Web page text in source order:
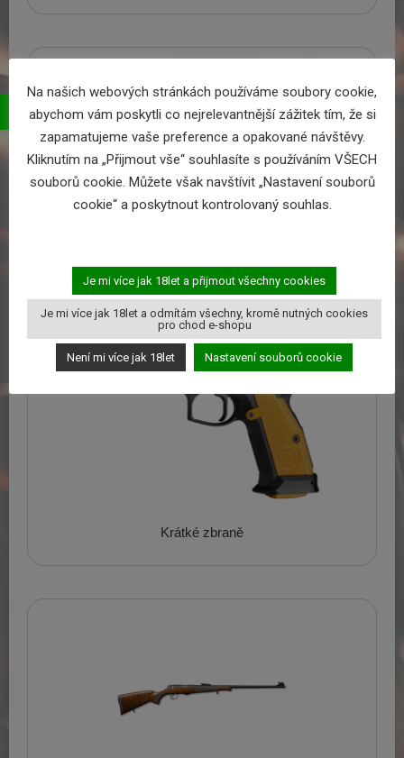
Krátké zbraně
Na našich webových stránkách používáme soubory cookie,
abychom vám poskytli co nejrelevantnější zážitek tím, že si
zapamatujeme vaše preference a opakované návštěvy.
Kliknutím na „Přijmout vše“ souhlasíte s používáním VŠECH
souborů cookie. Můžete však navštívit „Nastavení souborů
cookie“ a poskytnout kontrolovaný souhlas.
Je mi více jak 18let a přijmout všechny cookies
Je mi více jak 18let a odmítám všechny, kromě nutných cookies
pro chod e-shopu
Není mi více jak 18let Nastavení souborů cookie